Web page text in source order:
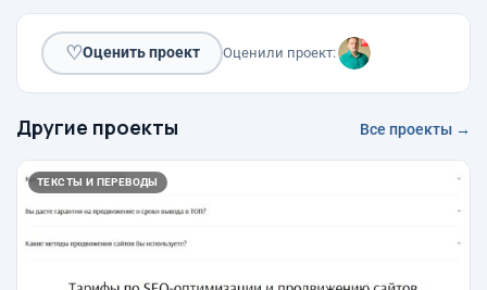
♡Оценить проект Оценили проект:
Другие проекты Все проекты →
ТЕКСТЫ И ПЕРЕВОДЫ